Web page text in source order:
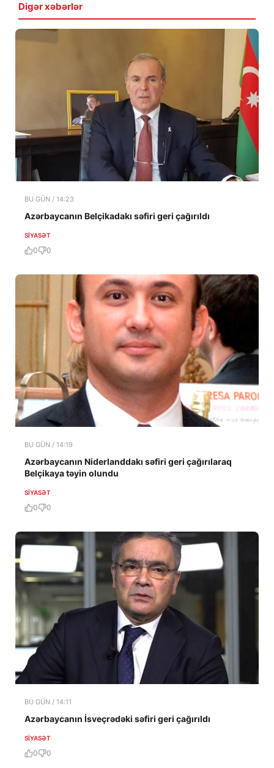
Digər xəbərlər
BU GÜN / 14:23
Azərbaycanın Belçikadakı səfiri geri çağırıldı
SIYASƏT
0 0
BU GÜN / 14:19
Azərbaycanın Niderlanddakı səfiri geri çağırılaraq
Belçikaya təyin olundu
SIYASƏT
0 0
BU GÜN / 14:11
Azərbaycanın İsveçrədəki səfiri geri çağırıldı
SIYASƏT
0 0